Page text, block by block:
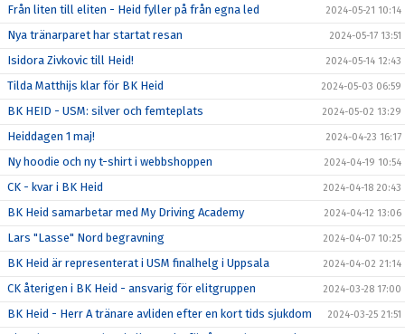
Från liten till eliten - Heid fyller på från egna led 2024-05-21 10:14
Nya tränarparet har startat resan 2024-05-17 13:51
Isidora Zivkovic till Heid! 2024-05-14 12:43
Tilda Matthijs klar för BK Heid 2024-05-03 06:59
BK HEID - USM: silver och femteplats 2024-05-02 13:29
Heiddagen 1 maj! 2024-04-23 16:17
Ny hoodie och ny t-shirt i webbshoppen 2024-04-19 10:54
CK - kvar i BK Heid 2024-04-18 20:43
BK Heid samarbetar med My Driving Academy 2024-04-12 13:06
Lars "Lasse" Nord begravning 2024-04-07 10:25
BK Heid är representerat i USM finalhelg i Uppsala 2024-04-02 21:14
CK återigen i BK Heid - ansvarig för elitgruppen 2024-03-28 17:00
BK Heid - Herr A tränare avliden efter en kort tids sjukdom 2024-03-25 21:51